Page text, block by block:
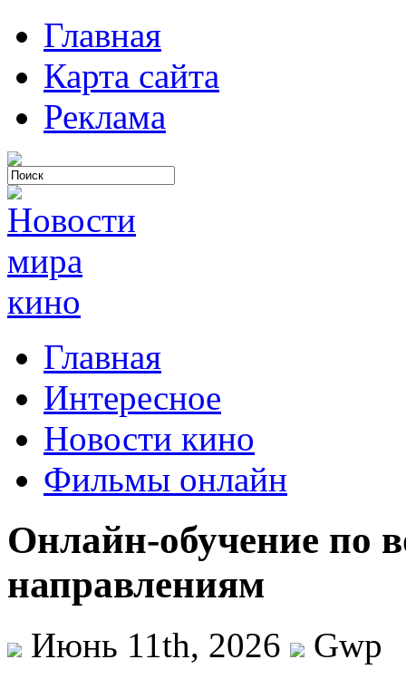
Главная
Карта сайта
Реклама
Главная
Интересное
Новости кино
Фильмы онлайн
Онлайн-обучение по
направлениям
Июнь 11th, 2026
Gwp